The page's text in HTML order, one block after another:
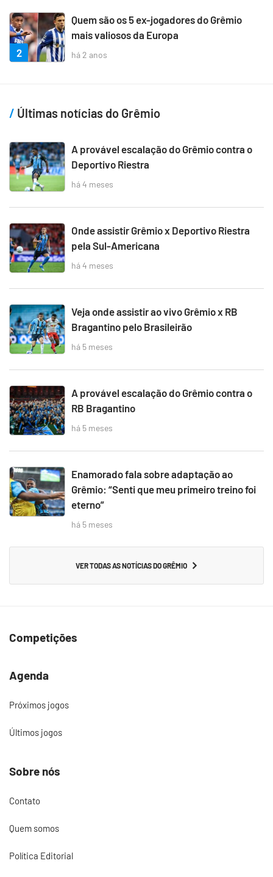
2
Quem são os 5 ex-jogadores do Grêmio
mais valiosos da Europa
há 2 anos
Últimas notícias do Grêmio
A provável escalação do Grêmio contra o
Deportivo Riestra
há 4 meses
Onde assistir Grêmio x Deportivo Riestra
pela Sul-Americana
há 4 meses
Veja onde assistir ao vivo Grêmio x RB
Bragantino pelo Brasileirão
há 5 meses
A provável escalação do Grêmio contra o
RB Bragantino
há 5 meses
Enamorado fala sobre adaptação ao
Grêmio: “Senti que meu primeiro treino foi
eterno”
há 5 meses
VER TODAS AS NOTÍCIAS DO GRÊMIO
Competições
Agenda
Próximos jogos
Últimos jogos
Sobre nós
Contato
Quem somos
Política Editorial